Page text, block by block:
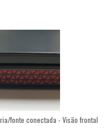
fonte conectada - Visão frontal